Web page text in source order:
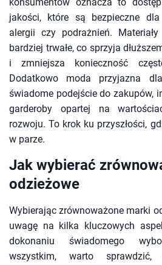
konsumentów oznacza to
jakości, które są bezpieczne
alergii czy podrażnień.
bardziej trwałe, co sprzyja
i zmniejsza konieczność
Dodatkowo moda przyjazna
świadome podejście do zakupów,
garderoby opartej na
rozwoju. To krok ku przyszłości,
w parze.
Jak wybierać
odzieżowe
Wybierając zrównoważone marki
uwagę na kilka kluczowych
dokonaniu świadomego
wszystkim, warto